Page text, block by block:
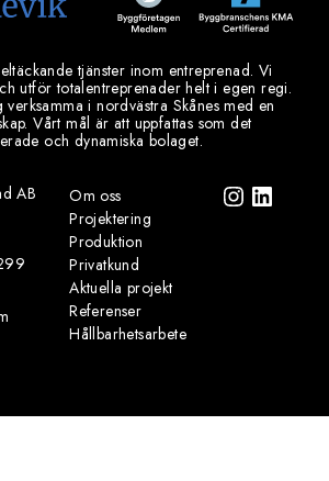
tjänster inom entreprenad. Vi
utför totalentreprenader helt i egen regi.
i nordvästra Skånes med en
Vårt mål är att uppfattas som det
och dynamiska bolaget.
AB
Om oss
Projektering
Produktion
Privatkund
Aktuella projekt
Referenser
Hållbarhetsarbete